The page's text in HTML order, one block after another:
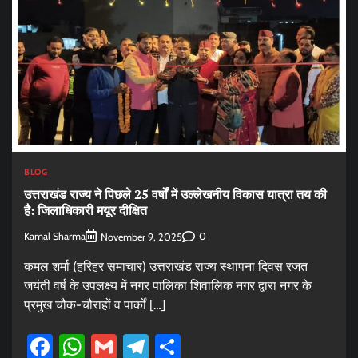
BLOG
उत्तराखंड राज्य ने पिछले 25 वर्षों में उल्लेखनीय विकास यात्रा तय की
है: जिलाधिकारी मयूर दीक्षित
Kamal Sharma November 9, 2025 0
कमल शर्मा (हरिहर समाचार) उत्तराखंड राज्य स्थापना दिवस रजत
जयंती वर्ष के उपलक्ष्य में नगर पालिका शिवालिक नगर द्वारा नगर के
प्रमुख चौक-चौराहों व पार्कों […]
Facebook
WhatsApp
GmailTelegram